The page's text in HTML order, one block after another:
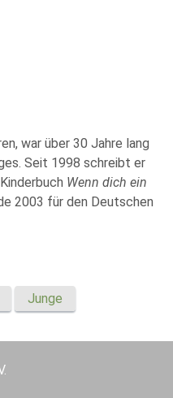
war über 30 Jahre lang
Seit 1998 schreibt er
Wenn dich ein
2003 für den Deutschen
Junge